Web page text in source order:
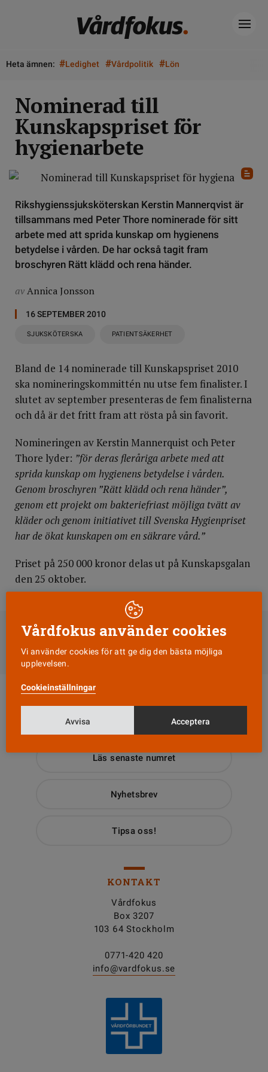
Heta ämnen: #Ledighet #Vårdpolitik #Lön
Nominerad till
Kunskapspriset för
hygienarbete
Rikshygienssjuksköterskan Kerstin Mannerqvist är
tillsammans med Peter Thore nominerade för sitt
arbete med att sprida kunskap om hygienens
betydelse i vården. De har också tagit fram
broschyren Rätt klädd och rena händer.
avAnnica Jonsson
16 SEPTEMBER 2010
SJUKSKÖTERSKA PATIENTSÄKERHET
Bland de 14 nominerade till Kunskapspriset 2010
ska nomineringskommittén nu utse fem finalister. I
slutet av september presenteras de fem finalisterna
och då är det fritt fram att rösta på sin favorit.
Nomineringen av Kerstin Mannerquist och Peter
Thore lyder: ”för deras fleråriga arbete med att
sprida kunskap om hygienens betydelse i vården.
Genom broschyren ”Rätt klädd och rena händer”,
genom ett projekt om bakteriefriast möjliga tvätt av
kläder och genom initiativet till Svenska Hygienpriset
har de ökat kunskapen om en säkrare vård.”
Priset på 250 000 kronor delas ut på Kunskapsgalan
den 25 oktober.
Till Vårdfokus startsida
Läs senaste numret
Nyhetsbrev
Tipsa oss!
KONTAKT
Vårdfokus
Box 3207
103 64 Stockholm
0771-420 420
info@vardfokus.se
Vårdfokus använder cookies
Vi använder cookies för att ge dig den bästa möjliga
upplevelsen.
Cookieinställningar
Avvisa Acceptera